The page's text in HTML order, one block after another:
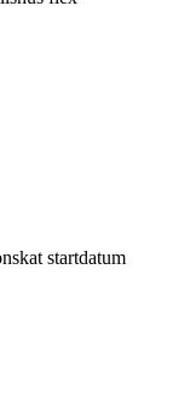
startdatum